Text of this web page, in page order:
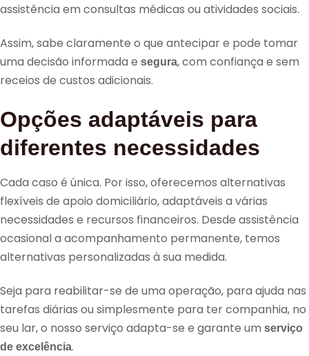
assistência em consultas médicas ou atividades sociais.
Assim, sabe claramente o que antecipar e pode tomar
uma decisão informada e segura, com confiança e sem
receios de custos adicionais.
Opções adaptáveis para
diferentes necessidades
Cada caso é única. Por isso, oferecemos alternativas
flexíveis de apoio domiciliário, adaptáveis a várias
necessidades e recursos financeiros. Desde assistência
ocasional a acompanhamento permanente, temos
alternativas personalizadas à sua medida.
Seja para reabilitar-se de uma operação, para ajuda nas
tarefas diárias ou simplesmente para ter companhia, no
seu lar, o nosso serviço adapta-se e garante um serviço
de excelência.